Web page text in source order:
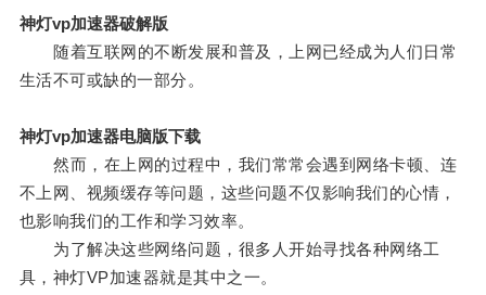
神灯vp加速器破解版
随着互联网的不断发展和普及，上网已经成为人们日常
生活不可或缺的一部分。
神灯vp加速器电脑版下载
然而，在上网的过程中，我们常常会遇到网络卡顿、连
不上网、视频缓存等问题，这些问题不仅影响我们的心情，
也影响我们的工作和学习效率。
为了解决这些网络问题，很多人开始寻找各种网络工
具，神灯VP加速器就是其中之一。